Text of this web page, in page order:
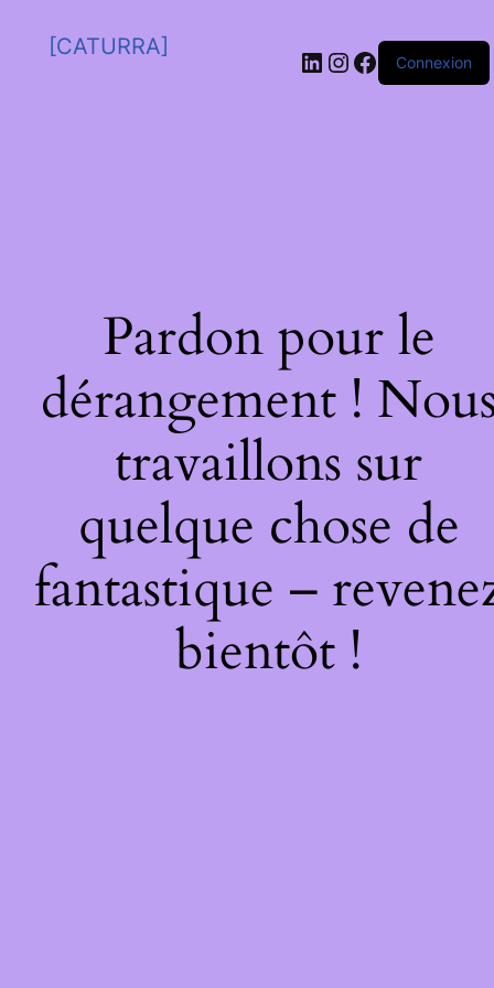
[CATURRA]
Connexion
Pardon pour le
dérangement !
travaillons sur
quelque chose de
fantastique –
bientôt !